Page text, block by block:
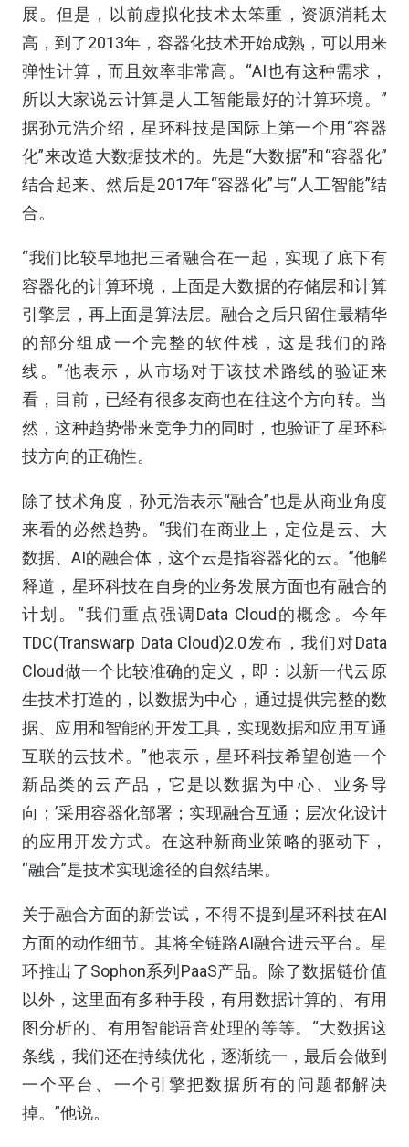
展。但是，以前虚拟化技术太笨重，资源消耗太
高，到了2013年，容器化技术开始成熟，可以用来
弹性计算，而且效率非常高。“AI也有这种需求，
所以大家说云计算是人工智能最好的计算环境。”
据孙元浩介绍，星环科技是国际上第一个用“容器
化”来改造大数据技术的。先是“大数据”和“容器化”
结合起来、然后是2017年“容器化”与“人工智能”结
合。
“我们比较早地把三者融合在一起，实现了底下有
容器化的计算环境，上面是大数据的存储层和计算
引擎层，再上面是算法层。融合之后只留住最精华
的部分组成一个完整的软件栈，这是我们的路
线。”他表示，从市场对于该技术路线的验证来
看，目前，已经有很多友商也在往这个方向转。当
然，这种趋势带来竞争力的同时，也验证了星环科
技方向的正确性。
除了技术角度，孙元浩表示“融合”也是从商业角度
来看的必然趋势。“我们在商业上，定位是云、大
数据、AI的融合体，这个云是指容器化的云。”他解
释道，星环科技在自身的业务发展方面也有融合的
计划。“我们重点强调Data Cloud的概念。今年
TDC(Transwarp Data Cloud)2.0发布，我们对Data
Cloud做一个比较准确的定义，即：以新一代云原
生技术打造的，以数据为中心，通过提供完整的数
据、应用和智能的开发工具，实现数据和应用互通
互联的云技术。”他表示，星环科技希望创造一个
新品类的云产品，它是以数据为中心、业务导
向；’采用容器化部署；实现融合互通；层次化设计
的应用开发方式。在这种新商业策略的驱动下，
“融合”是技术实现途径的自然结果。
关于融合方面的新尝试，不得不提到星环科技在AI
方面的动作细节。其将全链路AI融合进云平台。星
环推出了Sophon系列PaaS产品。除了数据链价值
以外，这里面有多种手段，有用数据计算的、有用
图分析的、有用智能语音处理的等等。“大数据这
条线，我们还在持续优化，逐渐统一，最后会做到
一个平台、一个引擎把数据所有的问题都解决
掉。”他说。